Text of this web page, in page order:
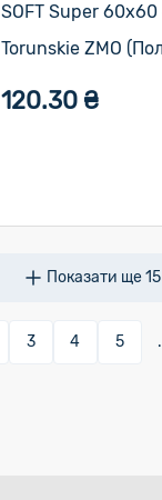
SOFT Super
Torunskie ZMO
120.30 ₴
Показати ще15
3 4 5